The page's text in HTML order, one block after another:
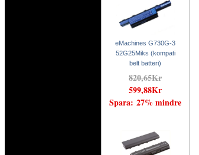
eMachines G730G-3
52G25Miks (kompati
belt batteri)
820,65Kr
599,88Kr
Spara: 27% mindre